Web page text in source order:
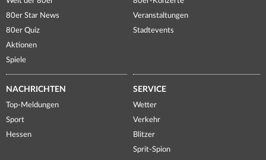
80er Star News
80er Quiz
Aktionen
Spiele
Veranstaltungen
Stadtevents
NACHRICHTEN
Top-Meldungen
Sport
Hessen
SERVICE
Wetter
Verkehr
Blitzer
Sprit-Spion